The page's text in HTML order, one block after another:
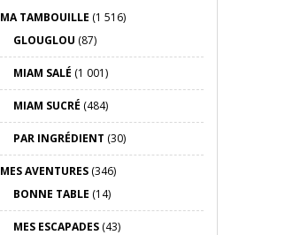
MA TAMBOUILLE (1 516)
GLOUGLOU (87)
MIAM SALÉ (1 001)
MIAM SUCRÉ (484)
PAR INGRÉDIENT (30)
MES AVENTURES(346)
BONNE TABLE (14)
MES ESCAPADES(43)